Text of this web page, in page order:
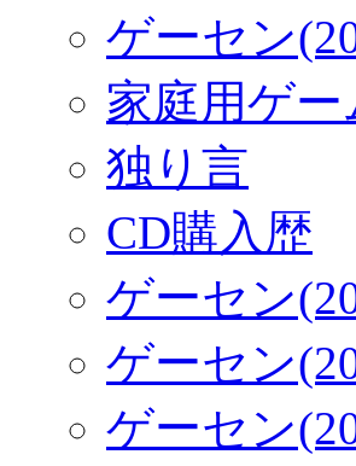
ゲーセン
家庭用ゲー
独り言
CD購入歴
ゲーセン
ゲーセン
ゲーセン